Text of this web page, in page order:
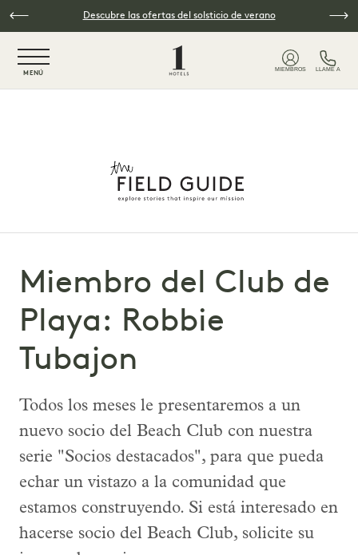
Skip to main contentDescubre las ofertas del solsticio de verano
MENÚ
MIEMBROS LLAME A
Miembro del Club de
Playa: Robbie
Tubajon
Todos los meses le presentaremos a un
nuevo socio del Beach Club con nuestra
serie "Socios destacados", para que pueda
echar un vistazo a la comunidad que
estamos construyendo. Si está interesado en
hacerse socio del Beach Club, solicite su